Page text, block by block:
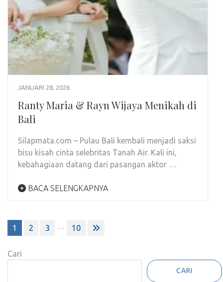
JANUARI 28, 2026
Ranty Maria & Rayn Wijaya Menikah di
Bali
Silapmata.com – Pulau Bali kembali menjadi saksi
bisu kisah cinta selebritas Tanah Air. Kali ini,
kebahagiaan datang dari pasangan aktor …
BACA SELENGKAPNYA
Paginasi
pos
1 2 3 … 10
Cari
CARI